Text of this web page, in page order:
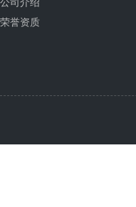
荣誉资质